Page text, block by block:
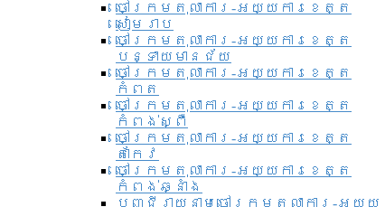
ចៅក្រមតុលាការ-អយ្យការខេត្ត
សៀមរាប
ចៅក្រមតុលាការ-អយ្យការខេត្ត
បន្ទាយមានជ័យ
ចៅក្រមតុលាការ-អយ្យការខេត្ត
កំពត
ចៅក្រមតុលាការ-អយ្យការខេត្ត
កំពង់ស្ពឺ
ចៅក្រមតុលាការ-អយ្យការខេត្ត
តាកែវ
ចៅក្រមតុលាការ-អយ្យការខេត្ត
កំពង់ឆ្នាំង
បញ្ជីរាយនាមចៅក្រមតុលាការ-អយ្យ